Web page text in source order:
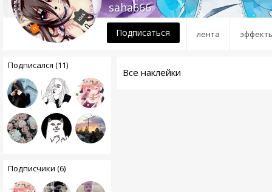
лента
saha666
Подписаться
Подписался (11)
Подписчики (6)
Все наклейки